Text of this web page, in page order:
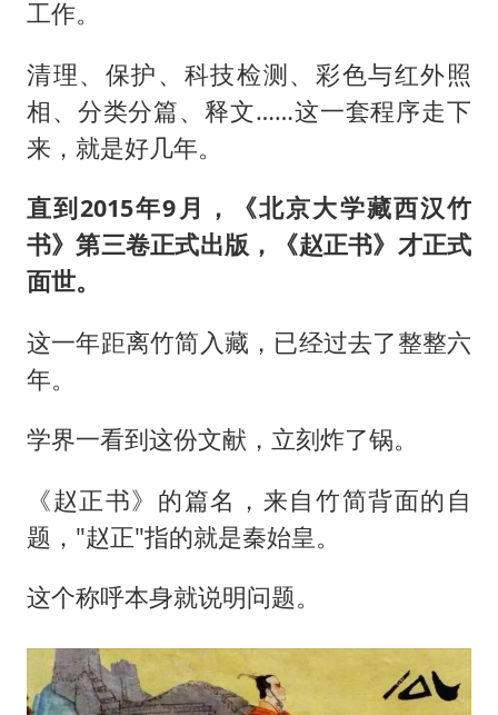
工作。
清理、保护、科技检测、彩色与红外照
相、分类分篇、释文……这一套程序走下
来，就是好几年。
直到2015年9月，《北京大学藏西汉竹
书》第三卷正式出版，《赵正书》才正式
面世。
这一年距离竹简入藏，已经过去了整整六
年。
学界一看到这份文献，立刻炸了锅。
《赵正书》的篇名，来自竹简背面的自
题，"赵正"指的就是秦始皇。
这个称呼本身就说明问题。